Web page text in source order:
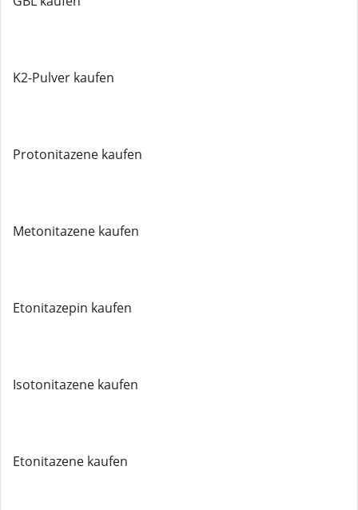
K2-Pulver kaufen
Protonitazene kaufen
Metonitazene kaufen
Etonitazepin kaufen
Isotonitazene kaufen
Etonitazene kaufen